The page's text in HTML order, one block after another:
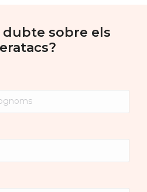
dubte sobre els